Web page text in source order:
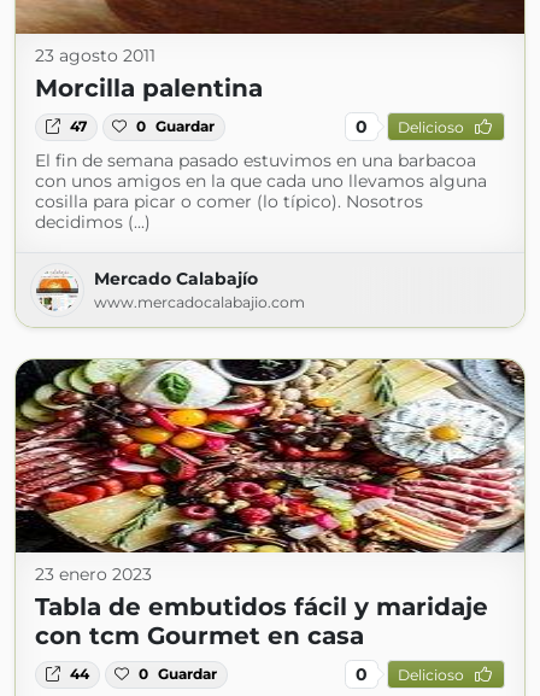
23 agosto 2011
Morcilla palentina
47 0 Guardar 0 Delicioso
El fin de semana pasado estuvimos en una barbacoa
con unos amigos en la que cada uno llevamos alguna
cosilla para picar o comer (lo típico). Nosotros
decidimos (...)
Mercado Calabajío
www.mercadocalabajio.com
23 enero 2023
Tabla de embutidos fácil y maridaje
con tcm Gourmet en casa
44 0 Guardar 0 Delicioso